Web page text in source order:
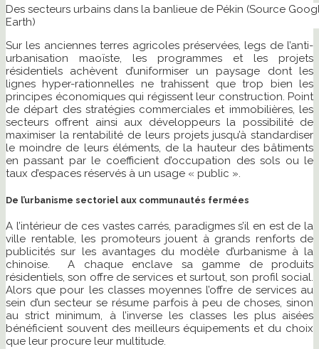
Des secteurs urbains dans la banlieue de Pékin (Source
Earth)
Sur les anciennes terres agricoles préservées, legs de l’anti-
urbanisation maoïste, les programmes et les projets
résidentiels achèvent d’uniformiser un paysage dont les
lignes hyper-rationnelles ne trahissent que trop bien les
principes économiques qui régissent leur construction. Point
de départ des stratégies commerciales et immobilières, les
secteurs offrent ainsi aux développeurs la possibilité de
maximiser la rentabilité de leurs projets jusqu’à standardiser
le moindre de leurs éléments, de la hauteur des bâtiments
en passant par le coefficient d’occupation des sols ou le
taux d’espaces réservés à un usage « public ».
De l’urbanisme sectoriel aux communautés fermées
A l’intérieur de ces vastes carrés, paradigmes s’il en est de la
ville rentable, les promoteurs jouent à grands renforts de
publicités sur les avantages du modèle d’urbanisme à la
chinoise. A chaque enclave sa gamme de produits
résidentiels, son offre de services et surtout, son profil social.
Alors que pour les classes moyennes l’offre de services au
sein d’un secteur se résume parfois à peu de choses, sinon
au strict minimum, à l’inverse les classes les plus aisées
bénéficient souvent des meilleurs équipements et du choix
que leur procure leur multitude.